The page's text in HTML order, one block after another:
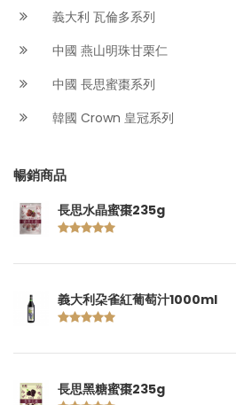
義大利 瓦倫多系列
中國 燕山明珠甘栗仁
中國 長思蜜棗系列
韓國 Crown 皇冠系列
暢銷商品
長思水晶蜜棗235g
義大利朶雀紅葡萄汁1000ml
長思黑糖蜜棗235g